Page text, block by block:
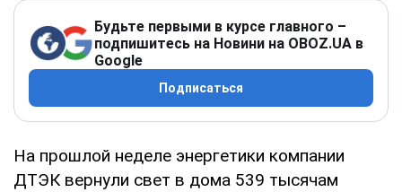
Будьте первыми в курсе главного –
подпишитесь на Новини на OBOZ.UA в
Google
Подписаться
На прошлой неделе энергетики компании
ДТЭК вернули свет в дома 539 тысячам